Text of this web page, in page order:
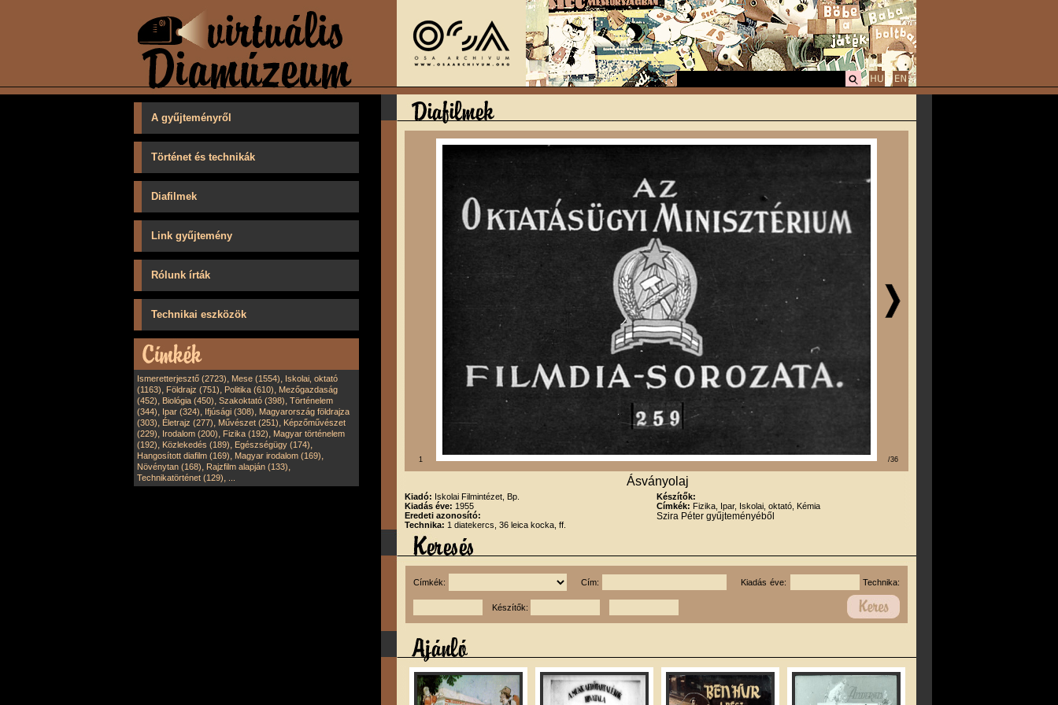
A gyűjteményről
Történet és technikák
Diafilmek
Link gyűjtemény
Rólunk írták
Technikai eszközök
Ismeretterjesztő (2723), Mese (1554), Iskolai, oktató
(1163), Földrajz (751), Politika (610), Mezőgazdaság
(452), Biológia (450), Szakoktató (398), Történelem
(344), Ipar (324), Ifjúsági (308), Magyarország földrajza
(303), Életrajz (277), Művészet (251), Képzőművészet
(229), Irodalom (200), Fizika (192), Magyar történelem
(192), Közlekedés (189), Egészségügy (174),
Hangosított diafilm (169), Magyar irodalom (169),
Növénytan (168), Rajzfilm alapján (133),
Technikatörténet (129),
1 /36
Ásványolaj
Kiadó: Iskolai Filmintézet, Bp.
Kiadás éve: 1955
Eredeti azonosító:
Technika: 1 diatekercs, 36 leica kocka, ff.
Készítők:
Címkék: Fizika, Ipar, Iskolai, oktató, Kémia
Szira Péter gyűjteményéből
Címkék: Cím: Kiadás éve: Technika:
Készítők: